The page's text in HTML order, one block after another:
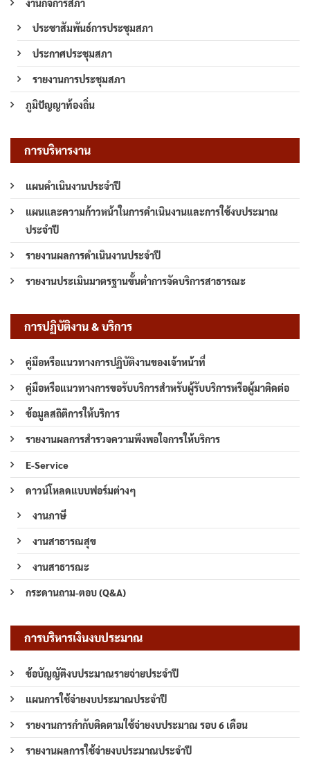
งานกิจการสภา
ประชาสัมพันธ์การประชุมสภา
ประกาศประชุมสภา
รายงานการประชุมสภา
ภูมิปัญญาท้องถิ่น
การบริหารงาน
แผนดำเนินงานประจำปี
แผนและความก้าวหน้าในการดำเนินงานและการใช้งบประมาณ
ประจำปี
รายงานผลการดำเนินงานประจำปี
รายงานประเมินมาตรฐานขั้นต่ำการจัดบริการสาธารณะ
การปฏิบัติงาน & บริการ
คู่มือหรือแนวทางการปฏิบัติงานของเจ้าหน้าที่
คู่มือหรือแนวทางการขอรับบริการสำหรับผู้รับบริการหรือผู้มาติดต่อ
ข้อมูลสถิติการให้บริการ
รายงานผลการสำรวจความพึงพอใจการให้บริการ
E-Service
ดาวน์โหลดแบบฟอร์มต่างๆ
งานภาษี
งานสาธารณสุข
งานสาธารณะ
กระดานถาม-ตอบ (Q&A)
การบริหารเงินงบประมาณ
ข้อบัญญัติงบประมาณรายจ่ายประจำปี
แผนการใช้จ่ายงบประมาณประจำปี
รายงานการกำกับติดตามใช้จ่ายงบประมาณ รอบ 6 เดือน
รายงานผลการใช้จ่ายงบประมาณประจำปี